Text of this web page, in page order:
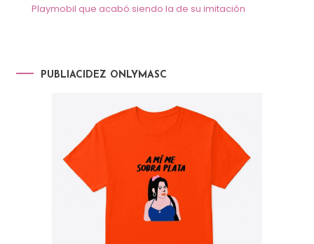
Playmobil que acabó siendo la de su imitación
PUBLIACIDEZ ONLYMASC